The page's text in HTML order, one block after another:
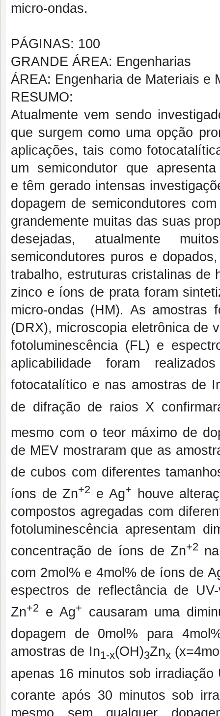
micro-ondas.
PÁGINAS: 100
GRANDE ÁREA: Engenharias
ÁREA: Engenharia de Materiais e
RESUMO:
Atualmente vem sendo
que surgem como uma opção
aplicações, tais como
um semicondutor que
e têm gerado intensas
dopagem de semicondutores
grandemente muitas das suas
desejadas, atualmente
semicondutores puros e
trabalho, estruturas cristalinas de
zinco e íons de prata foram
micro-ondas (HM). As amostras
(DRX), microscopia eletrônica de
fotoluminescência (FL) e
aplicabilidade foram
fotocatalítico e nas amostras de
de difração de raios X
mesmo com o teor máximo de
de MEV mostraram que as
de cubos com diferentes
íons de Zn+2 e Ag+
houve
compostos agregadas com
fotoluminescência apresentam
concentração de íons de Zn+2
com 2mol% e 4mol% de íons de
espectros de reflectância de
Zn+2 e Ag+
causaram uma
dopagem de 0mol% para
amostras de In1-x(OH)3Znx
apenas 16 minutos sob
corante após 30 minutos sob
mesmo sem qualquer